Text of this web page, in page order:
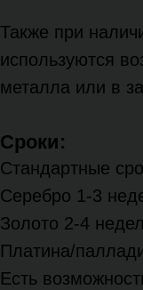
Также при
используются
металла или в
Сроки:
Стандартные
Серебро 1-3
Золото 2-4
Платина/
Есть